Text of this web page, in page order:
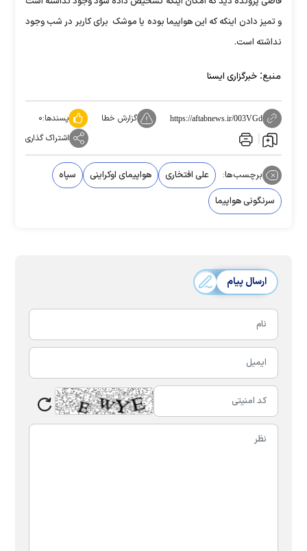
و تمیز دادن اینکه که این هواپیما بوده یا موشک برای کاربر در شب وجود
نداشته است.
منبع: خبرگزاری ایسنا
https://aftabnews.ir/003VGd گزارش خطا پسندها:۰
اشتراک گذاری
برچسب‌ها: علی افتخاری هواپیمای اوکراینی
سپاه
سرنگونی هواپیما
ارسال پیام